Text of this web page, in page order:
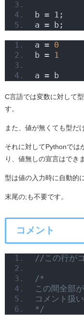
b = 1;
a = b;
a = 0
b = 1
a = b
C言語では変数に対して
す。
また、値が無くても型だ
それに対してPythonでは
り、値無しの宣言はでき
型は値の入力時に自動的
末尾の;も不要です。
コメント
//この行が
/*
この間全部が
コメント扱い
*/